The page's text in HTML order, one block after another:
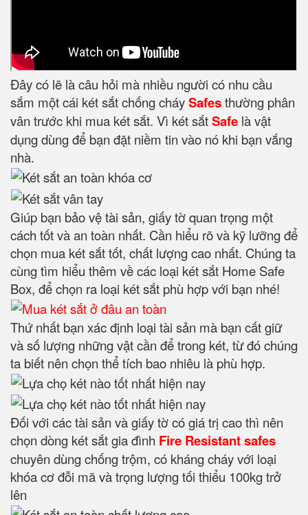
Đây có lẽ là câu hỏi mà nhiều người có nhu cầu
sắm một cái két sắt chống cháySafesthường phân
vân trước khi mua két sắt. Vì két sắtSafe là vật
dụng dùng để bạn đặt niềm tin vào nó khi bạn vắng
nhà.
Giúp bạn bảo vệ tài sản, giấy tờ quan trọng một
cách tốt và an toàn nhất. Cần hiểu rõ và kỹ lưỡng để
chọn mua két sắt tốt, chất lượng cao nhất. Chúng ta
cùng tìm hiểu thêm về các loại két sắt Home Safe
Box, để chọn ra loại két sắt phù hợp với bạn nhé!
Thứ nhất bạn xác định loại tài sản mà bạn cất giữ
và số lượng những vật cần để trong két, từ đó chúng
ta biết nên chọn thể tích bao nhiêu là phù hợp.
Đối với các tài sản và giấy tờ có giá trị cao thì nên
chọn dòng két sắt gia đình Fire Resistant safes
chuyên dùng chống trộm, có kháng cháy với loại
khóa cơ đỗi mã và trọng lượng tối thiểu 100kg trở
lên